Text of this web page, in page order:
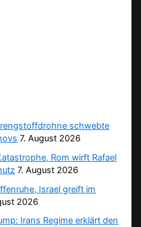
schwebte
7. August 2026
Rom wirft Rafael
7. August 2026
Israel greift im
2026
Irans Regime erklärt den